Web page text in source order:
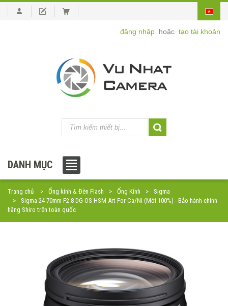
đăng nhập hoặc tạo tài khoản
DANH MỤC
Trang chủ Ống kính & Đèn Flash Ống Kính
Sigma
Sigma 24-70mm F2.8 DG OS HSM Art For Ca/Ni (Mới 100%) - Bảo hành chính
hãng Shiro trên toàn quốc